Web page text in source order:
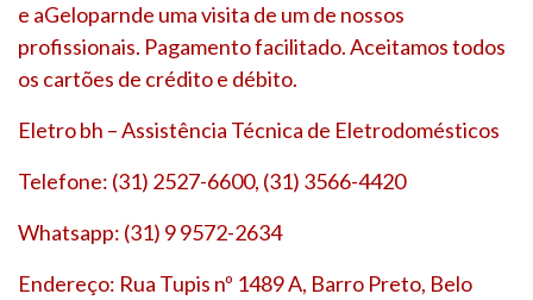
e aGeloparnde uma visita de um de nossos
profissionais. Pagamento facilitado. Aceitamos todos
os cartões de crédito e débito.
Eletro bh – Assistência Técnica de Eletrodomésticos
Telefone: (31) 2527-6600, (31) 3566-4420
Whatsapp: (31) 9 9572-2634
Endereço: Rua Tupis nº 1489 A, Barro Preto, Belo